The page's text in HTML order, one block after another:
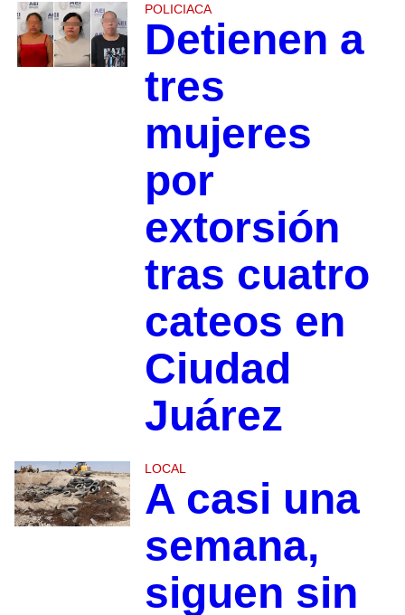
POLICIACA
Detienen a
tres
mujeres
por
extorsión
tras cuatro
cateos en
Ciudad
Juárez
LOCAL
A casi una
semana,
siguen sin